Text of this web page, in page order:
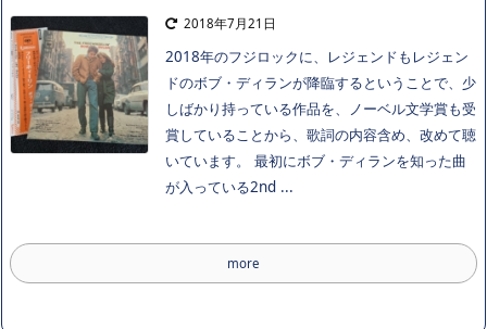
2018年7月21日
2018年のフジロックに、レジェンドもレジェン
ドのボブ・ディランが降臨するということで、少
しばかり持っている作品を、ノーベル文学賞も受
賞していることから、歌詞の内容含め、改めて聴
いています。 最初にボブ・ディランを知った曲
が入っている2nd ...
more